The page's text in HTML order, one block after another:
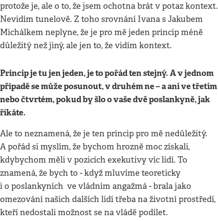
protože je, ale o to, že jsem ochotna brát v potaz kontext.
Nevidím tunelově. Z toho srovnání Ivana s Jakubem
Michálkem neplyne, že je pro mě jeden princip méně
důležitý než jiný, ale jen to, že vidím kontext.
Princip je tu jen jeden, je to pořád ten stejný. A v jednom
případě se může posunout, v druhém ne – a ani ve třetím
nebo čtvrtém, pokud by šlo o vaše dvě poslankyně, jak
říkáte.
Ale to neznamená, že je ten princip pro mě nedůležitý.
A pořád si myslím, že bychom hrozně moc získali,
kdybychom měli v pozicích exekutivy víc lidí. To
znamená, že bych to - když mluvíme teoreticky
i o poslankyních ve vládním angažmá - brala jako
omezování našich dalších lidí třeba na životní prostředí,
kteří nedostali možnost se na vládě podílet.